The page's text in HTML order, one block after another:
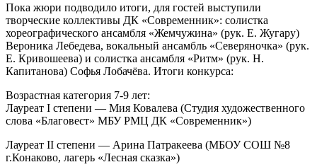
Пока жюри подводило итоги, для гостей выступили
творческие коллективы ДК «Современник»: солистка
хореографического ансамбля «Жемчужина» (рук. Е. Жугару)
Вероника Лебедева, вокальный ансамбль «Северяночка» (рук.
Е. Кривошеева) и солистка ансамбля «Ритм» (рук. Н.
Капитанова) Софья Лобачёва. Итоги конкурса:
Возрастная категория 7-9 лет:
Лауреат I степени — Мия Ковалева (Студия художественного
слова «Благовест» МБУ РМЦ ДК «Современник»)
Лауреат II степени — Арина Патракеева (МБОУ СОШ №8
г.Конаково, лагерь «Лесная сказка»)